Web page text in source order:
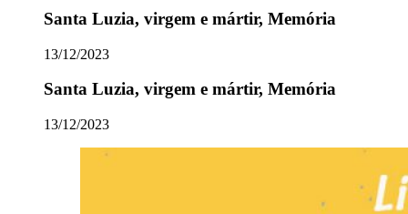
Santa Luzia, virgem e mártir, Memória
13/12/2023
Santa Luzia, virgem e mártir, Memória
13/12/2023